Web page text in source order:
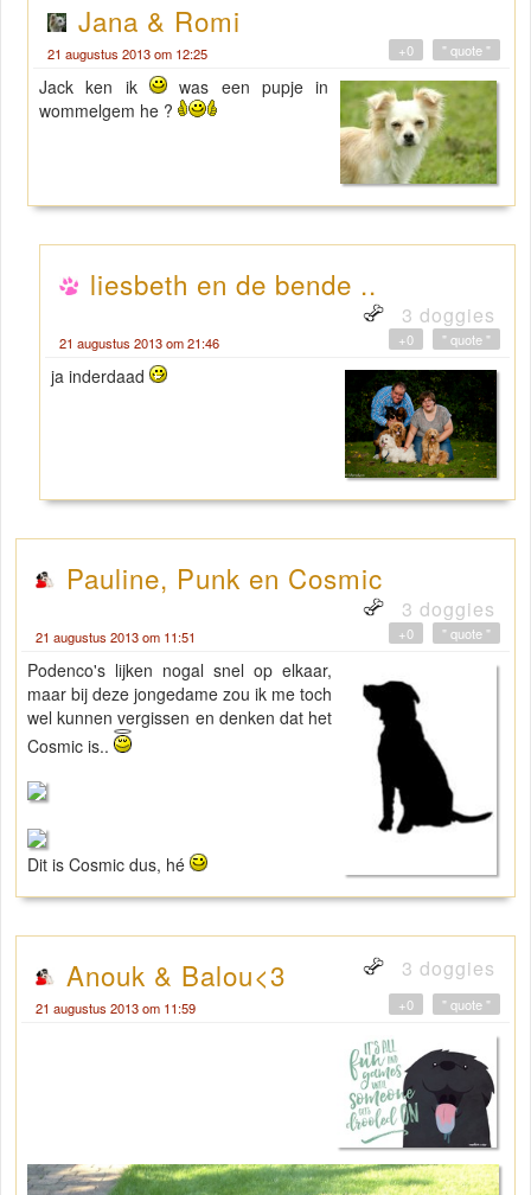
Jana & Romi
21 augustus 2013 om 12:25 " quote "
+0
Jack ken ik
was een pupje in
wommelgem he ?
liesbeth en de bende ..
3 doggies
21 augustus 2013 om 21:46 " quote "
+0
ja inderdaad
Pauline, Punk en Cosmic
3 doggies
21 augustus 2013 om 11:51 " quote "
+0
Podenco's lijken nogal snel op elkaar,
maar bij deze jongedame zou ik me toch
wel kunnen vergissen en denken dat het
Cosmic is..
Dit is Cosmic dus, hé
Anouk & Balou<3 3 doggies
21 augustus 2013 om 11:59 " quote "
+0